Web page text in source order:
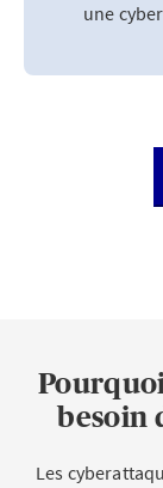
une
besoin
Les